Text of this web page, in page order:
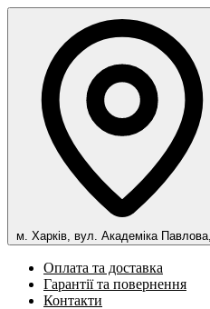
м. Харків, вул. Академіка
Оплата та доставка
Гарантії та повернення
Контакти